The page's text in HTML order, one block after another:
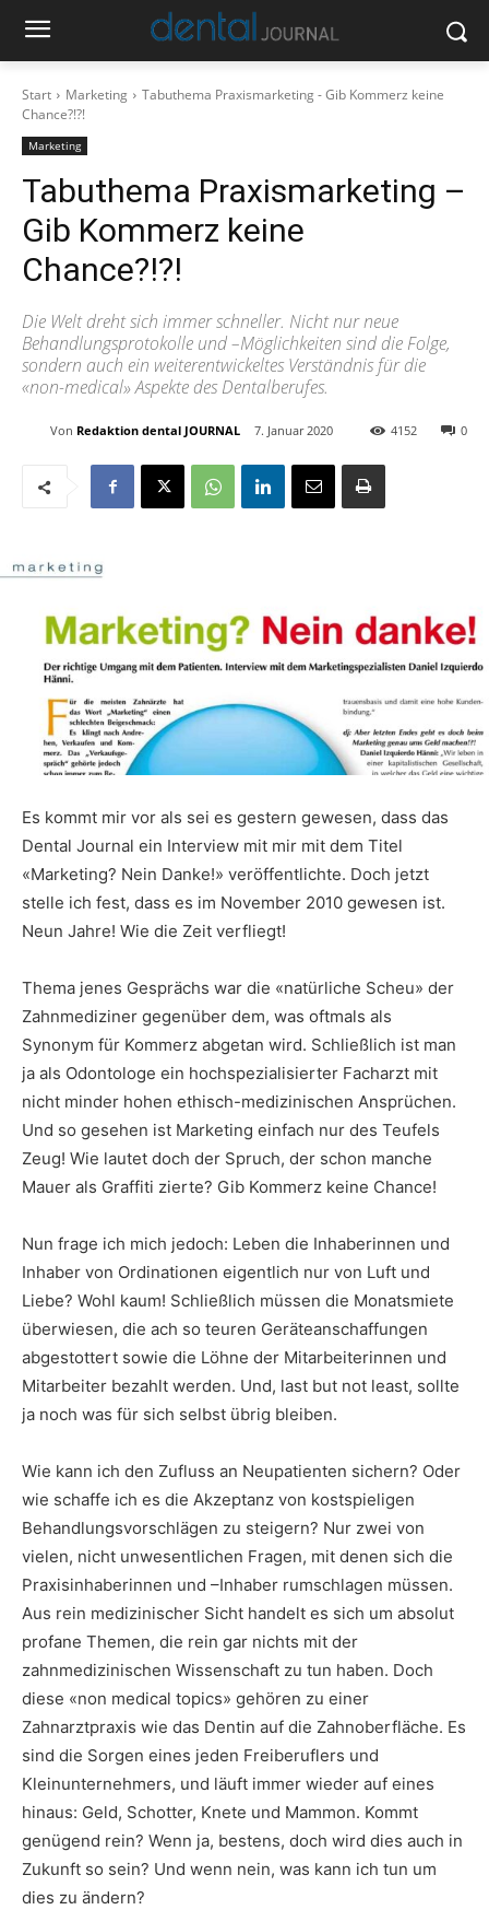
Start Marketing
Tabuthema Praxismarketing - Gib Kommerz keine
Chance?!?!
Marketing
Tabuthema Praxismarketing –
Gib Kommerz keine
Chance?!?!
Die Welt dreht sich immer schneller. Nicht nur neue
Behandlungsprotokolle und –Möglichkeiten sind die Folge,
sondern auch ein weiterentwickeltes Verständnis für die
«non-medical» Aspekte des Dentalberufes.
Von Redaktion dental JOURNAL 7. Januar 2020 0
4152
Es kommt mir vor als sei es gestern gewesen, dass das
Dental Journal ein Interview mit mir mit dem Titel
«Marketing? Nein Danke!» veröffentlichte. Doch jetzt
stelle ich fest, dass es im November 2010 gewesen ist.
Neun Jahre! Wie die Zeit verfliegt!
Thema jenes Gesprächs war die «natürliche Scheu» der
Zahnmediziner gegenüber dem, was oftmals als
Synonym für Kommerz abgetan wird. Schließlich ist man
ja als Odontologe ein hochspezialisierter Facharzt mit
nicht minder hohen ethisch-medizinischen Ansprüchen.
Und so gesehen ist Marketing einfach nur des Teufels
Zeug! Wie lautet doch der Spruch, der schon manche
Mauer als Graffiti zierte? Gib Kommerz keine Chance!
Nun frage ich mich jedoch: Leben die Inhaberinnen und
Inhaber von Ordinationen eigentlich nur von Luft und
Liebe? Wohl kaum! Schließlich müssen die Monatsmiete
überwiesen, die ach so teuren Geräteanschaffungen
abgestottert sowie die Löhne der Mitarbeiterinnen und
Mitarbeiter bezahlt werden. Und, last but not least, sollte
ja noch was für sich selbst übrig bleiben.
Wie kann ich den Zufluss an Neupatienten sichern? Oder
wie schaffe ich es die Akzeptanz von kostspieligen
Behandlungsvorschlägen zu steigern? Nur zwei von
vielen, nicht unwesentlichen Fragen, mit denen sich die
Praxisinhaberinnen und –Inhaber rumschlagen müssen.
Aus rein medizinischer Sicht handelt es sich um absolut
profane Themen, die rein gar nichts mit der
zahnmedizinischen Wissenschaft zu tun haben. Doch
diese «non medical topics» gehören zu einer
Zahnarztpraxis wie das Dentin auf die Zahnoberfläche. Es
sind die Sorgen eines jeden Freiberuflers und
Kleinunternehmers, und läuft immer wieder auf eines
hinaus: Geld, Schotter, Knete und Mammon. Kommt
genügend rein? Wenn ja, bestens, doch wird dies auch in
Zukunft so sein? Und wenn nein, was kann ich tun um
dies zu ändern?